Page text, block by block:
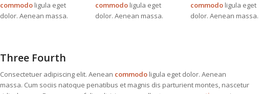
commodoligula eget
dolor. Aenean massa.
commodoligula eget
dolor. Aenean massa.
commodoligula eget
dolor. Aenean massa.
Three Fourth
Consectetuer adipiscing elit. Aenean commodoligula eget dolor. Aenean
massa. Cum sociis natoque penatibus et magnis dis parturient montes, nascetur